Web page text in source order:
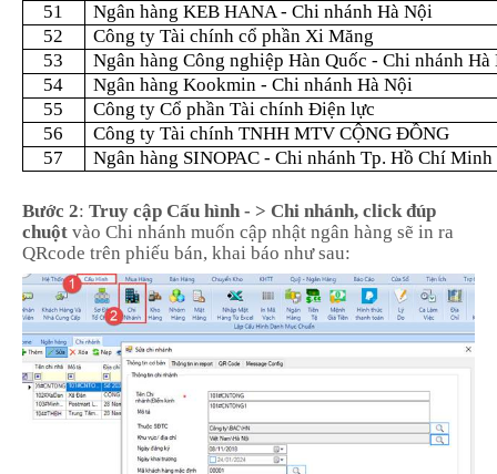
51
Ngân hàng KEB HANA - Chi nhánh Hà Nội
52
Công ty Tài chính cổ phần Xi Măng
53
Ngân hàng Công nghiệp Hàn Quốc - Chi nhánh Hà
54
Ngân hàng Kookmin - Chi nhánh Hà Nội
55
Công ty Cổ phần Tài chính Điện lực
56
Công ty Tài chính TNHH MTV CỘNG ĐỒNG
57
Ngân hàng SINOPAC - Chi nhánh Tp. Hồ Chí Minh
Bước 2: Truy cập Cấu hình - > Chi nhánh, click đúp
chuột vào Chi nhánh muốn cập nhật ngân hàng sẽ in ra
QRcode trên phiếu bán, khai báo như sau: